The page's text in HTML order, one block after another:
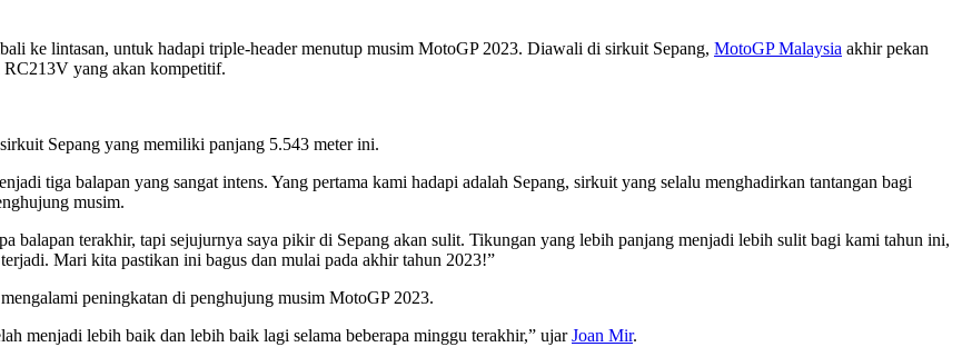
ke lintasan, untuk hadapi triple-header menutup musim MotoGP 2023. Diawali di sirkuit Sepang, MotoGP Malaysia akhir pekan
yang akan kompetitif.
Sepang yang memiliki panjang 5.543 meter ini.
tiga balapan yang sangat intens. Yang pertama kami hadapi adalah Sepang, sirkuit yang selalu menghadirkan tantangan bagi
musim.
balapan terakhir, tapi sejujurnya saya pikir di Sepang akan sulit. Tikungan yang lebih panjang menjadi lebih sulit bagi kami tahun ini,
Mari kita pastikan ini bagus dan mulai pada akhir tahun 2023!”
peningkatan di penghujung musim MotoGP 2023.
menjadi lebih baik dan lebih baik lagi selama beberapa minggu terakhir,” ujarJoan Mir.